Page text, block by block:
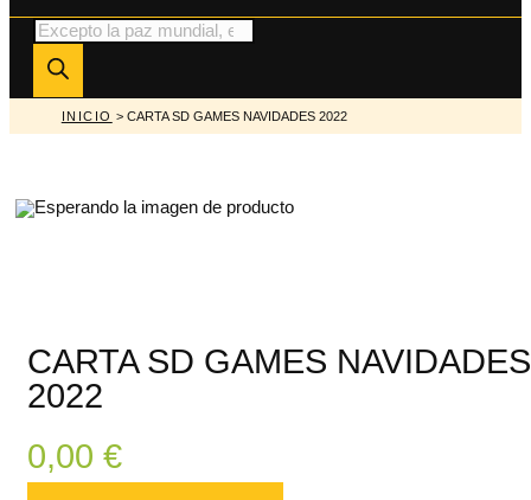
Búsqueda
de
productos
INICIO > CARTA SD GAMES NAVIDADES 2022
CARTA SD GAMES NAVIDADES
2022
0,00 €
CARTA